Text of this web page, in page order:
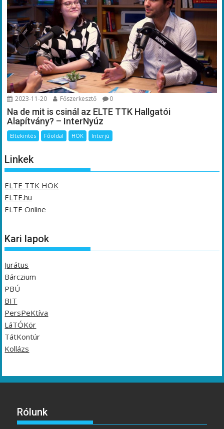
2023-11-20 Főszerkesztő 0
Na de mit is csinál az ELTE TTK Hallgatói
Alapítvány? – InterNyúz
Eltekintés Főoldal HÖK Interjú
Linkek
ELTE TTK HÖK
ELTE.hu
ELTE Online
Kari lapok
Jurátus
Bárczium
PBÚ
BIT
PersPeKtíva
LáTÓKör
TátKontúr
Kollázs
Rólunk